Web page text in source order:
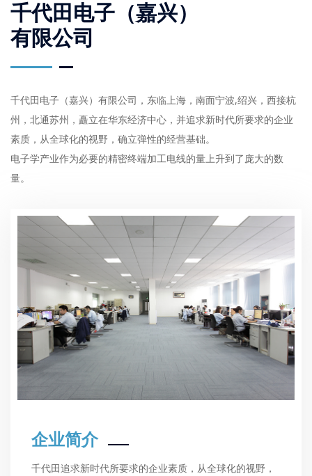
千代田电子（嘉兴）
有限公司
千代田电子（嘉兴）有限公司，东临上海，南面宁波,绍兴，西接杭
州，北通苏州，矗立在华东经济中心，并追求新时代所要求的企业
素质，从全球化的视野，确立弹性的经营基础。
电子学产业作为必要的精密终端加工电线的量上升到了庞大的数
量。
企业简介
千代田追求新时代所要求的企业素质，从全球化的视野，